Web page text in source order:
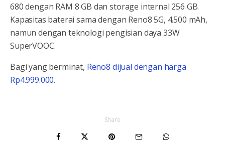
680 dengan RAM 8 GB dan storage internal 256 GB.
Kapasitas baterai sama dengan Reno8 5G, 4.500 mAh,
namun dengan teknologi pengisian daya 33W
SuperVOOC.
Bagi yang berminat, Reno8 dijual dengan harga
Rp4.999.000.
Share